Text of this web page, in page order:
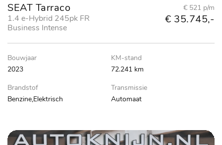
SEAT Tarraco
1.4 e-Hybrid 245pk FR
Business Intense
€ 521 p/m
€ 35.745,-
Bouwjaar
2023
KM-stand
72.241 km
Brandstof
Benzine,Elektrisch
Transmissie
Automaat